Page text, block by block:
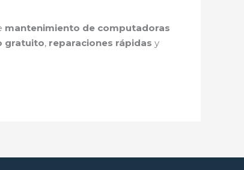
mantenimiento de computadoras
gratuito, reparaciones rápidas y